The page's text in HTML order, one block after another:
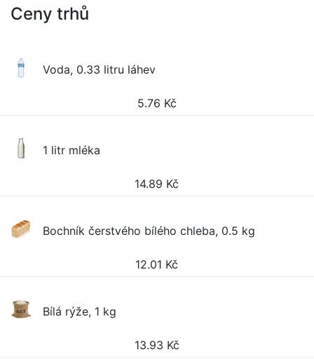
Ceny trhů
Voda, 0.33 litru láhev
5.76 Kč
1 litr mléka
14.89 Kč
Bochník čerstvého bílého chleba, 0.5 kg
12.01 Kč
Bílá rýže, 1 kg
13.93 Kč